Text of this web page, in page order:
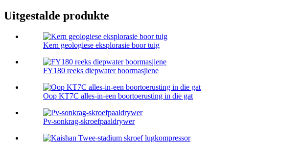
Uitgestalde produkte
Kern geologiese eksplorasie boor tuig
FY180 reeks diepwater boormasjiene
Oop KT7C alles-in-een boortoerusting in die gat
Pv-sonkrag-skroefpaaldrywer